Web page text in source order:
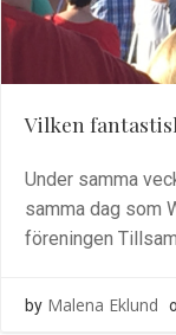
Vilken
Under samma
samma dag som
föreningen
by Malena Eklund